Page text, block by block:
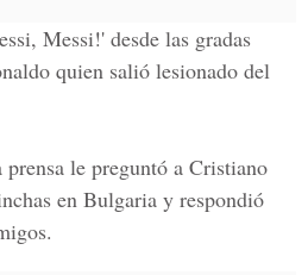
Messi!' desde las gradas
quien salió lesionado del
le preguntó a Cristiano
en Bulgaria y respondió